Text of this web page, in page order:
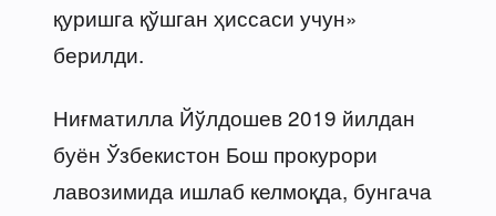
қуришга қўшган ҳиссаси учун»
берилди.
Ниғматилла Йўлдошев 2019 йилдан
буён Ўзбекистон Бош прокурори
лавозимида ишлаб келмоқда, бунгача